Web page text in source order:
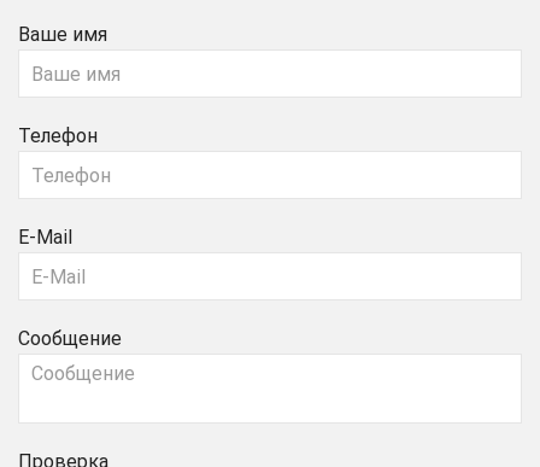
Ваше имя
Телефон
E-Mail
Сообщение
Проверка